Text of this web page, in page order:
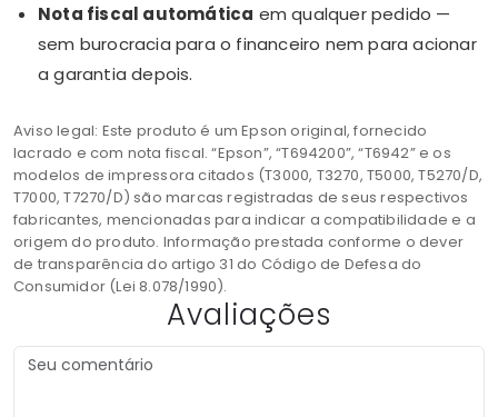
Nota fiscal automática em qualquer pedido —
sem burocracia para o financeiro nem para acionar
a garantia depois.
Aviso legal: Este produto é um Epson original, fornecido
lacrado e com nota fiscal. “Epson”, “T694200”, “T6942” e os
modelos de impressora citados (T3000, T3270, T5000, T5270/D,
T7000, T7270/D) são marcas registradas de seus respectivos
fabricantes, mencionadas para indicar a compatibilidade e a
origem do produto. Informação prestada conforme o dever
de transparência do artigo 31 do Código de Defesa do
Consumidor (Lei 8.078/1990).
Avaliações